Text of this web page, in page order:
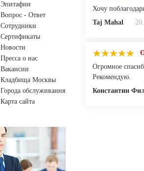
Эпитафии
Вопрос - Ответ
Сотрудники
Сертификаты
Новости
Пресса о нас
Вакансии
Кладбища Москвы
Города обслуживания
Карта сайта
Хочу
Taj Mahal
Огромное
Рекомендую.
Константин